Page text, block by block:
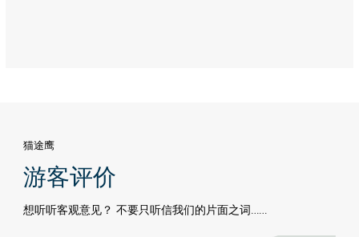
猫途鹰
游客评价
想听听客观意见？ 不要只听信我们的片面之词……